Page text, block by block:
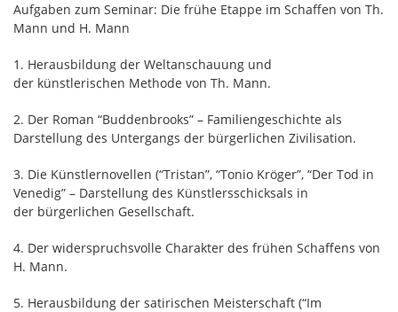
Aufgaben zum Seminar: Die frühe Etappe im Schaffen von Th.
Mann und H. Mann
1. Herausbildung der Weltanschauung und
der künstlerischen Methode von Th. Mann.
2. Der Roman “Buddenbrooks” – Familiengeschichte als
Darstellung des Untergangs der bürgerlichen Zivilisation.
3. Die Künstlernovellen (“Tristan”, “Tonio Kröger”, “Der Tod in
Venedig” – Darstellung des Künstlersschicksals in
der bürgerlichen Gesellschaft.
4. Der widerspruchsvolle Charakter des frühen Schaffens von
H. Mann.
5. Herausbildung der satirischen Meisterschaft (“Im